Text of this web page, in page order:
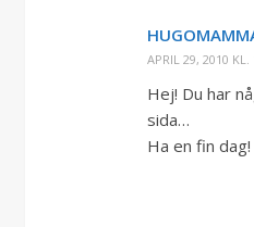
APRIL 29, 2010 KL.
Hej! Du har
sida…
Ha en fin dag!